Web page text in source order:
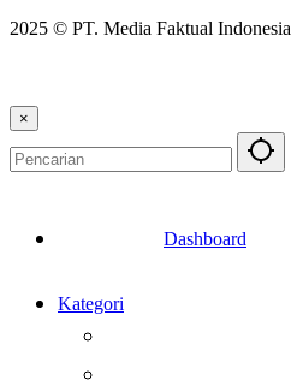
2025 © PT. Media Faktual Indonesia
×
Dashboard
Kategori